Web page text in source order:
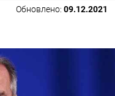
Обновлено: 09.12.2021